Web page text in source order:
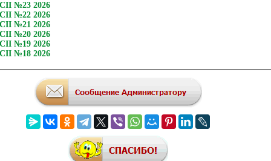
№23 2026
№22 2026
№21 2026
№20 2026
№19 2026
№18 2026